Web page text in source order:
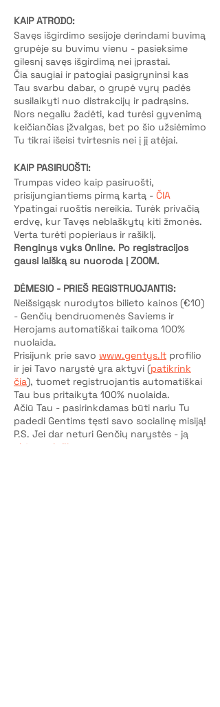
KAIP ATRODO:
Savęs išgirdimo sesijoje derindami buvimą
grupėje su buvimu vienu - pasieksime
gilesnį savęs išgirdimą nei įprastai.
Čia saugiai ir patogiai pasigryninsi kas
Tau svarbu dabar, o grupė vyrų padės
susilaikyti nuo distrakcijų ir padrąsins.
Nors negaliu žadėti, kad turėsi gyvenimą
keičiančias įžvalgas, bet po šio užsiėmimo
Tu tikrai išeisi tvirtesnis nei į jį atėjai.
KAIP PASIRUOŠTI:
Trumpas video kaip pasiruošti,
prisijungiantiems pirmą kartą - ČIA
Ypatingai ruoštis nereikia. Turėk privačią
erdvę, kur Tavęs neblaškytų kiti žmonės.
Verta turėti popieriaus ir rašiklį.
Renginys vyks Online. Po registracijos
gausi laišką su nuoroda į ZOOM.
DĖMESIO - PRIEŠ REGISTRUOJANTIS:
Neišsigąsk nurodytos bilieto kainos (€10)
- Genčių bendruomenės Saviems ir
Herojams automatiškai taikoma 100%
nuolaida.
Prisijunk prie savo www.gentys.lt profilio
ir jei Tavo narystė yra aktyvi (patikrink
čia), tuomet registruojantis automatiškai
Tau bus pritaikyta 100% nuolaida.
Ačiū Tau - pasirinkdamas būti nariu Tu
padedi Gentims tęsti savo socialinę misiją!
P.S. Jei dar neturi Genčių narystės - ją
aktyvuok čia